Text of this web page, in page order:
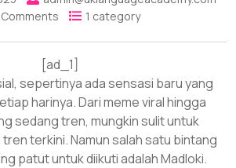
1 category
[ad_1]
sepertinya ada sensasi baru yang
harinya. Dari meme viral hingga
sedang tren, mungkin sulit untuk
terkini. Namun salah satu bintang
patut untuk diikuti adalah Madloki.